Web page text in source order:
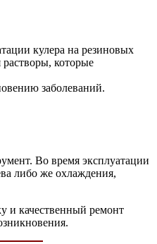
кулера на резиновых
растворы, которые
заболеваний.
Во время эксплуатации
либо же охлаждения,
и качественный ремонт